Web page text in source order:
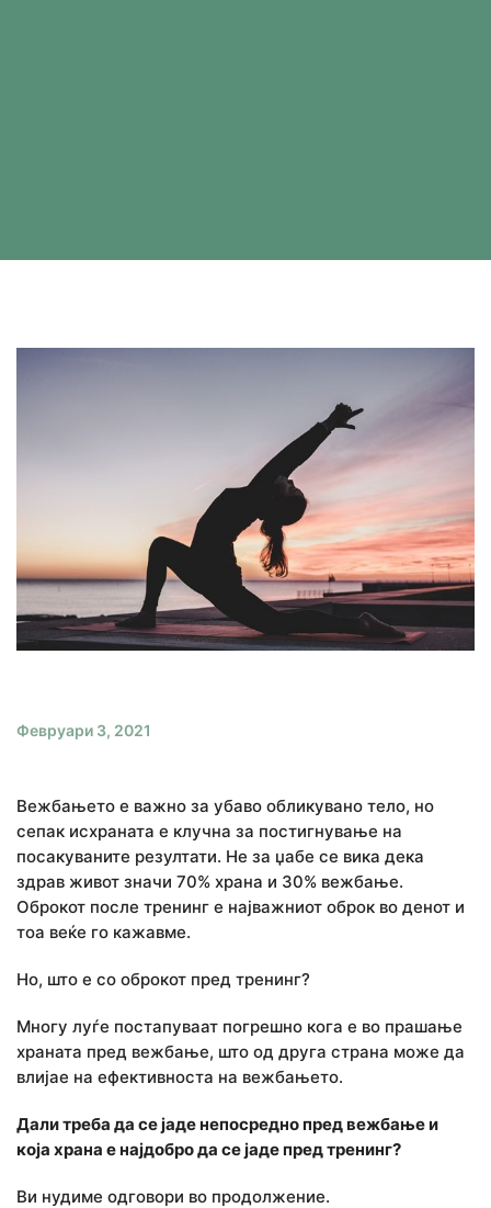
Февруари 3, 2021
Вежбањето е важно за убаво обликувано тело, но
сепак исхраната е клучна за постигнување на
посакуваните резултати. Не за џабе се вика дека
здрав живот значи 70% храна и 30% вежбање.
Оброкот после тренинг е најважниот оброк во денот и
тоа веќе го кажавме.
Но, што е со оброкот пред тренинг?
Многу луѓе постапуваат погрешно кога е во прашање
храната пред вежбање, што од друга страна може да
влијае на ефективноста на вежбањето.
Дали треба да се јаде непосредно пред вежбање и
која храна е најдобро да се јаде пред тренинг?
Ви нудиме одговори во продолжение.